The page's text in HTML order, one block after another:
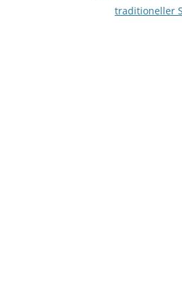
traditioneller